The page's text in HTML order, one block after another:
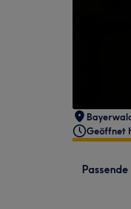
Geöffnet